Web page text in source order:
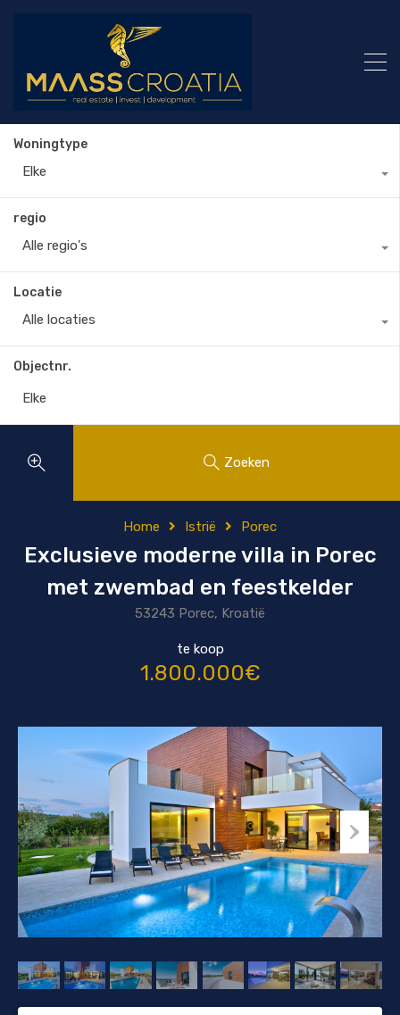
Woningtype
Elke
regio
Alle regio's
Locatie
Alle locaties
Objectnr.
Zoeken
Home Istrië Porec
Exclusieve moderne villa in Porec
met zwembad en feestkelder
53243 Porec, Kroatië
te koop
1.800.000€